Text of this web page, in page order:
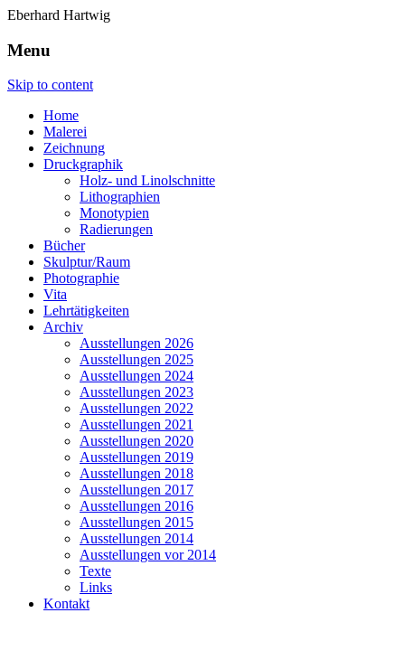
Eberhard Hartwig
Menu
Skip to content
Home
Malerei
Zeichnung
Druckgraphik
Holz- und Linolschnitte
Lithographien
Monotypien
Radierungen
Bücher
Skulptur/Raum
Photographie
Vita
Lehrtätigkeiten
Archiv
Ausstellungen 2026
Ausstellungen 2025
Ausstellungen 2024
Ausstellungen 2023
Ausstellungen 2022
Ausstellungen 2021
Ausstellungen 2020
Ausstellungen 2019
Ausstellungen 2018
Ausstellungen 2017
Ausstellungen 2016
Ausstellungen 2015
Ausstellungen 2014
Ausstellungen vor 2014
Texte
Links
Kontakt